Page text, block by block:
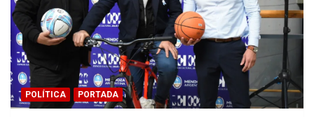
POLÍTICA PORTADA